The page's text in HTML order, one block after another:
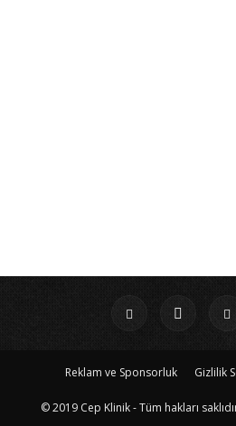
Reklam ve Sponsorluk Gizlilik
© 2019 Cep Klinik - Tüm hakları